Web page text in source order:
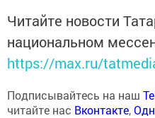
Читайте новости
национальном
https://max.ru/
Подписывайтесь на наш
читайте нас Вконтакте,